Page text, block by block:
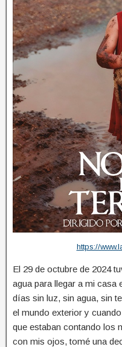
https://
El 29 de octubre de 2024
agua para llegar a mi
días sin luz, sin agua, sin
el mundo exterior y
que estaban contando los
con mis ojos, tomé una